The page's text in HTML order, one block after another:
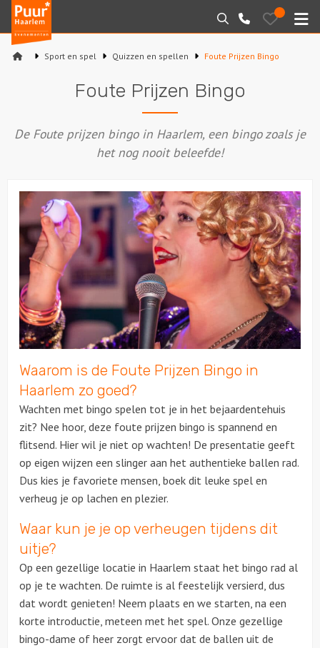
Puur*
Haarlem
bedrijfsuitjes
Zoeken
023-
2210130
Bewaarde
uitjes
Arrangementen
Varen
Workshops
Rondleidingen
Locaties
Feesten
Over ons
Sport en spel Quizzen en spellen Foute Prijzen Bingo
Foute Prijzen Bingo
De Foute prijzen bingo in Haarlem, een bingo zoals je
het nog nooit beleefde!
Waarom is de Foute Prijzen Bingo in
Haarlem zo goed?
Wachten met bingo spelen tot je in het bejaardentehuis
zit? Nee hoor, deze foute prijzen bingo is spannend en
flitsend. Hier wil je niet op wachten! De presentatie geeft
op eigen wijzen een slinger aan het authentieke ballen rad.
Dus kies je favoriete mensen, boek dit leuke spel en
verheug je op lachen en plezier.
Waar kun je je op verheugen tijdens dit
uitje?
Op een gezellige locatie in Haarlem staat het bingo rad al
op je te wachten. De ruimte is al feestelijk versierd, dus
dat wordt genieten! Neem plaats en we starten, na een
korte introductie, meteen met het spel. Onze gezellige
bingo-dame of heer zorgt ervoor dat de ballen uit de